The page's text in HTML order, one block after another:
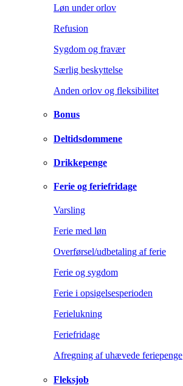
Løn under orlov
Refusion
Sygdom og fravær
Særlig beskyttelse
Anden orlov og fleksibilitet
Bonus
Deltidsdommene
Drikkepenge
Ferie og feriefridage
Varsling
Ferie med løn
Overførsel/udbetaling af ferie
Ferie og sygdom
Ferie i opsigelsesperioden
Ferielukning
Feriefridage
Afregning af uhævede feriepenge
Fleksjob